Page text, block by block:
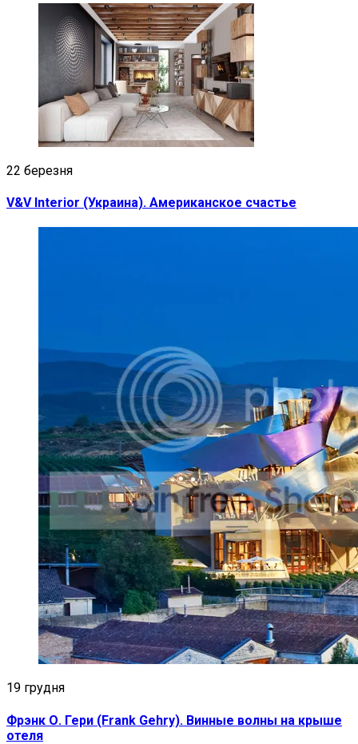
22 березня
V&V Interior (Украина). Американское счастье
19 грудня
Фрэнк О. Гери (Frank Gehry). Винные волны на крыше
отеля